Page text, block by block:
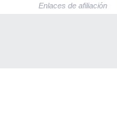
Enlaces de afiliación